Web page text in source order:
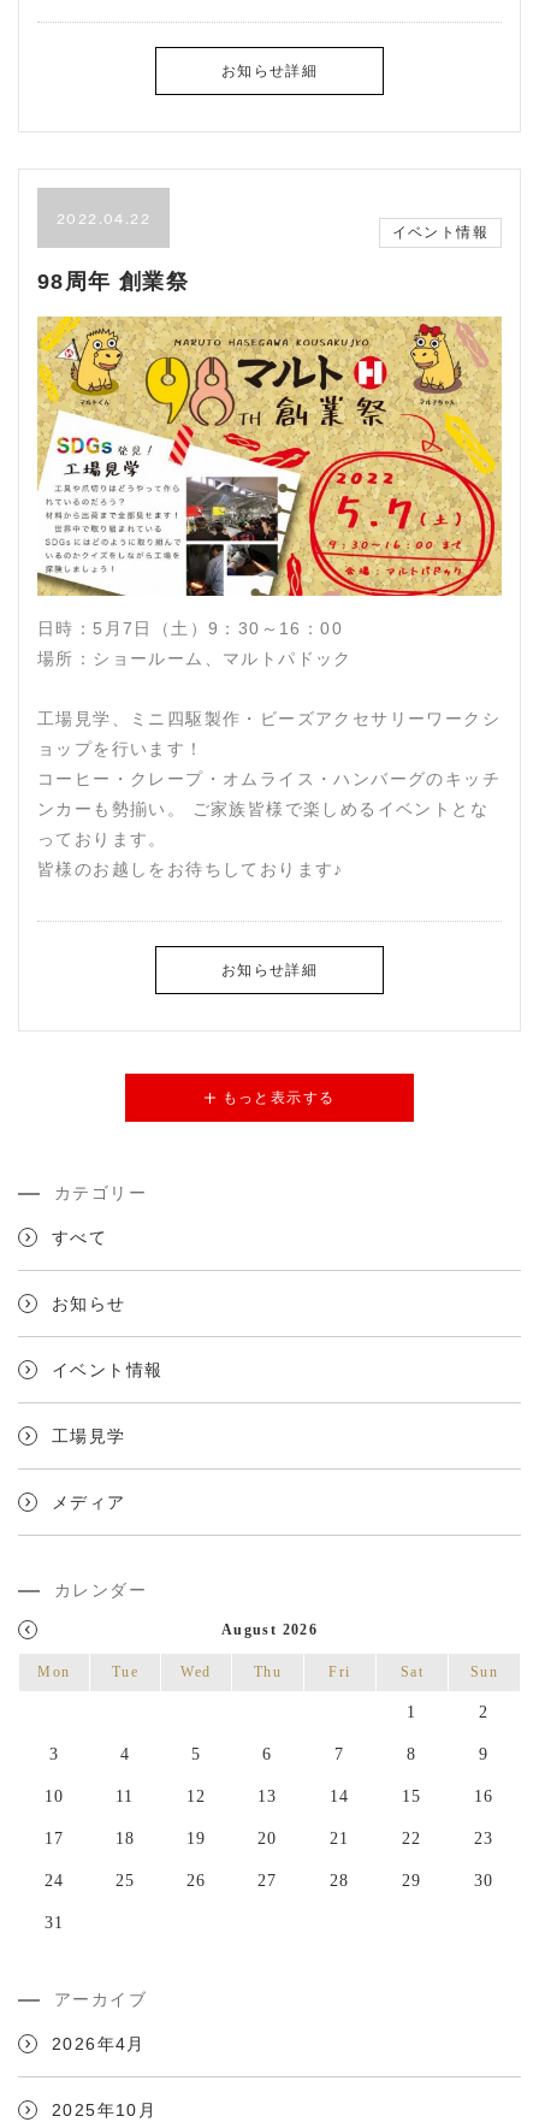
お知らせ詳細
2022.04.22
イベント情報
98周年 創業祭
日時：5月7日（土）9：30～16：00
場所：ショールーム、マルトパドック
工場見学、ミニ四駆製作・ビーズアクセサリーワークシ
ョップを行います！
コーヒー・クレープ・オムライス・ハンバーグのキッチ
ンカーも勢揃い。 ご家族皆様で楽しめるイベントとな
っております。
皆様のお越しをお待ちしております♪
お知らせ詳細
もっと表示する
カテゴリー
すべて
お知らせ
イベント情報
工場見学
メディア
カレンダー
August 2026
Mon Tue Wed Thu Fri Sat Sun
1 2
3 4 5 6 7 8 9
10 11 12 13 14 15 16
17 18 19 20 21 22 23
24 25 26 27 28 29 30
31
アーカイブ
2026年4月
2025年10月